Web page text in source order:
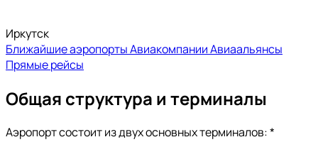
Иркутск
Ближайшие аэропортыАвиакомпанииАвиаальянсы
Прямые рейсы
Общая структура и терминалы
Аэропорт состоит из двух основных терминалов: *